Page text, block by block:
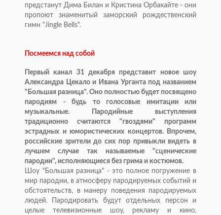
предстанут Дима Билан и Кристина Орбакайте - они
пропоют знаменитый заморский рождественский
гимн "Jingle Bells".
Посмеемся над собой
Первый канал 31 декабря представит новое шоу
Александра Цекало и Ивана Урганта под названием
"Большая разница". Оно полностью будет посвящено
пародиям - будь то голосовые имитации или
музыкальные. Пародийные выступления
традиционно считаются "гвоздями" программ
эстрадных и юмористических концертов. Впрочем,
российские зрители до сих пор привыкли видеть в
лучшем случае так называемые "сценические
пародии", исполняющиеся без грима и костюмов.
Шоу "Большая разница" - это полное погружение в
мир пародии, в атмосферу пародируемых событий и
обстоятельств, в манеру поведения пародируемых
людей. Пародировать будут отдельных персон и
целые телевизионные шоу, рекламу и кино,